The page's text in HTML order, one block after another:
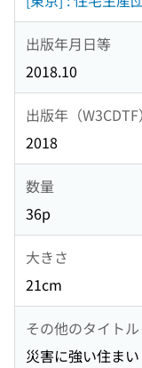
出版年月日等
2018.10
出版年（W3CDTF）
2018
数量
36p
大きさ
21cm
その他のタイトル
災害に強い住ま